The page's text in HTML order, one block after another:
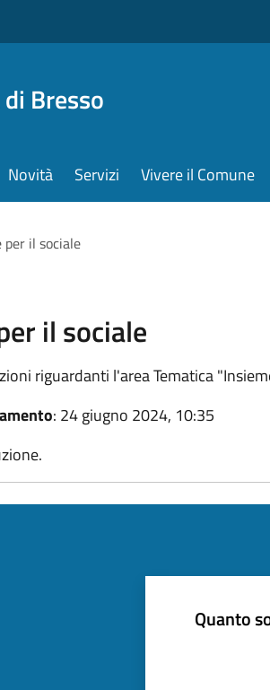
Bresso
Novità Servizi Vivere il Comune
per il sociale
il sociale
riguardanti l'area Tematica
: 24 giugno 2024, 10:35
Quanto